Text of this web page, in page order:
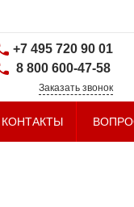
+7 495 720 90 01
8 800 600-47-58
Заказать звонок
КОНТАКТЫ